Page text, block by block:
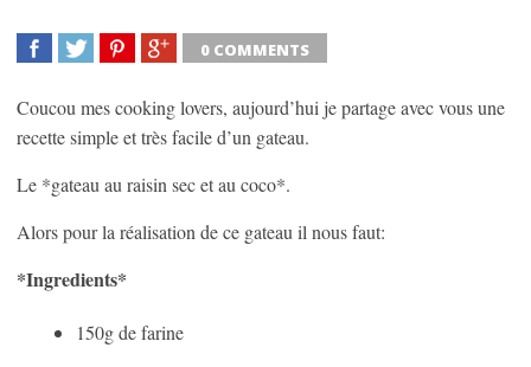
0 COMMENTS
Coucou mes cooking lovers, aujourd’hui je partage avec vous une
recette simple et très facile d’un gateau.
Le *gateau au raisin sec et au coco*.
Alors pour la réalisation de ce gateau il nous faut:
*Ingredients*
150g de farine